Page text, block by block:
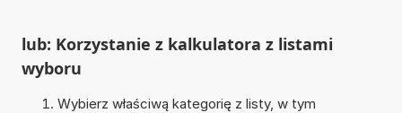
lub: Korzystanie z kalkulatora z listami
wyboru
Wybierz właściwą kategorię z listy, w tym